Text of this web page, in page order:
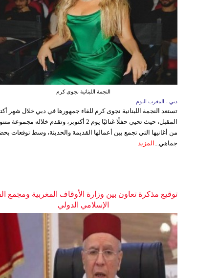
النجمة اللبنانية نجوى كرم
دبي - المغرب اليوم
تستعد النجمة اللبنانية نجوى كرم للقاء جمهورها في دبي خلال شهر
المقبل، حيث تحيي حفلًا غنائيًا يوم 2 أكتوبر، وتقدم خلاله مجموعة
من أغانيها التي تجمع بين أعمالها القديمة والحديثة، وسط توقعات
جماهي... المزيد
توقيع مذكرة تعاون بين وزارة الأوقاف المغربية ومجمع
الإسلامي الدولي